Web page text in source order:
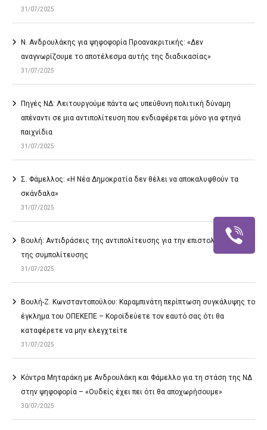
31/07/2025
Ν. Ανδρουλάκης για ψηφοφορία Προανακριτικής: «Δεν
αναγνωρίζουμε το αποτέλεσμα αυτής της διαδικασίας»
31/07/2025
Πηγές ΝΔ: Λειτουργούμε πάντα ως υπεύθυνη πολιτική δύναμη
απέναντι σε μια αντιπολίτευση που ενδιαφέρεται μόνο για φτηνά
παιχνίδια
31/07/2025
Σ. Φάμελλος: «Η Νέα Δημοκρατία δεν θέλει να αποκαλυφθούν τα
σκάνδαλα»
31/07/2025
Βουλή: Αντιδράσεις της αντιπολίτευσης για την επιστολική ψήφο
της συμπολίτευσης
31/07/2025
Βουλή-Ζ. Κωνσταντοπούλου: Καραμπινάτη περίπτωση συγκάλυψης το
έγκλημα του ΟΠΕΚΕΠΕ – Κοροϊδεύετε τον εαυτό σας ότι θα
καταφέρετε να μην ελεγχτείτε
31/07/2025
Κόντρα Μηταράκη με Ανδρουλάκη και Φάμελλο για τη στάση της ΝΔ
στην ψηφοφορία – «Ουδείς έχει πει ότι θα αποχωρήσουμε»
30/07/2025